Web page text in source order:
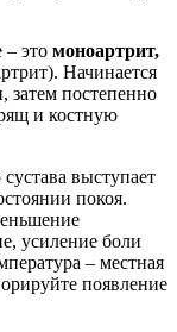
– это моноартрит,
Начинается
затем постепенно
и костную
выступает
покоя.
усиление боли
– местная
появление